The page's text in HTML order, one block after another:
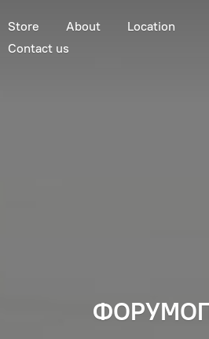
Store About
Location
Contact us